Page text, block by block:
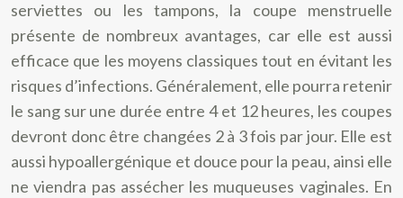
serviettes ou les tampons, la coupe menstruelle
présente de nombreux avantages, car elle est aussi
efficace que les moyens classiques tout en évitant les
risques d’infections. Généralement, elle pourra retenir
le sang sur une durée entre 4 et 12 heures, les coupes
devront donc être changées 2 à 3 fois par jour. Elle est
aussi hypoallergénique et douce pour la peau, ainsi elle
ne viendra pas assécher les muqueuses vaginales. En